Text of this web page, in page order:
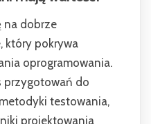
na dobrze
który pokrywa
oprogramowania.
przygotowań do
testowania,
projektowania